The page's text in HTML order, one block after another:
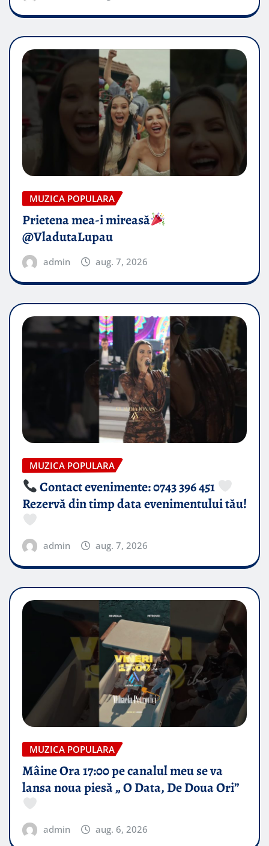
MUZICA POPULARA
Prietena mea-i mireasă​
@VladutaLupau
admin aug. 7, 2026
MUZICA POPULARA
Contact evenimente: 0743 396 451
Rezervă din timp data evenimentului tău!
admin aug. 7, 2026
MUZICA POPULARA
Mâine Ora 17:00 pe canalul meu se va
lansa noua piesă „ O Data, De Doua Ori”
admin aug. 6, 2026